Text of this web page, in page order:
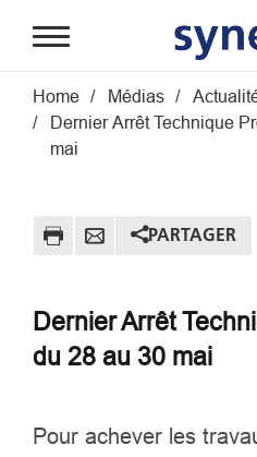
Fil d'Ariane
Home Médias
Dernier Arrêt Technique
mai
PARTAGER
Dernier Arrêt
du 28 au 30 mai
Pour achever les